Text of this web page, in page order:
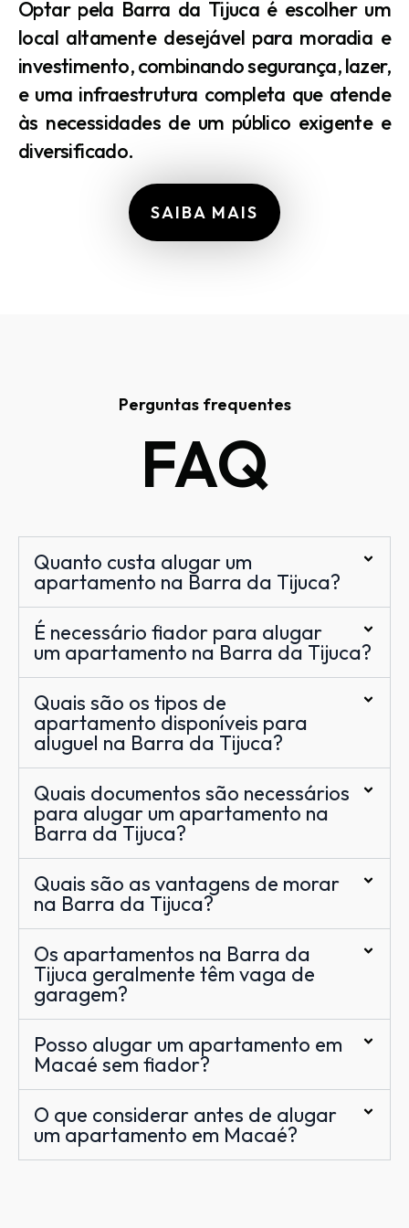
Optar pela Barra da Tijuca é escolher um
local altamente desejável para moradia e
investimento, combinando segurança, lazer,
e uma infraestrutura completa que atende
às necessidades de um público exigente e
diversificado.
SAIBA MAIS
Perguntas frequentes
FAQ
Quanto custa alugar um
apartamento na Barra da Tijuca?
É necessário fiador para alugar
um apartamento na Barra da Tijuca?
Quais são os tipos de
apartamento disponíveis para
aluguel na Barra da Tijuca?
Quais documentos são necessários
para alugar um apartamento na
Barra da Tijuca?
Quais são as vantagens de morar
na Barra da Tijuca?
Os apartamentos na Barra da
Tijuca geralmente têm vaga de
garagem?
Posso alugar um apartamento em
Macaé sem fiador?
O que considerar antes de alugar
um apartamento em Macaé?